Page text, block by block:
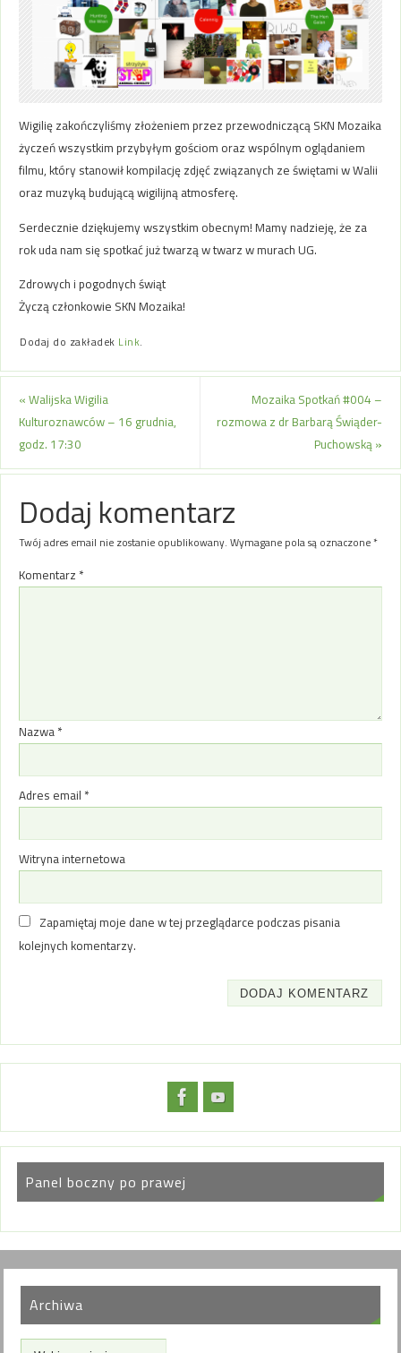
Wigilię zakończyliśmy złożeniem przez przewodniczącą SKN Mozaika
życzeń wszystkim przybyłym gościom oraz wspólnym oglądaniem
filmu, który stanowił kompilację zdjęć związanych ze świętami w Walii
oraz muzyką budującą wigilijną atmosferę.
Serdecznie dziękujemy wszystkim obecnym! Mamy nadzieję, że za
rok uda nam się spotkać już twarzą w twarz w murach UG.
Zdrowych i pogodnych świąt
Życzą członkowie SKN Mozaika!
Dodaj do zakładek Link.
« Walijska Wigilia
Kulturoznawców – 16 grudnia,
godz. 17:30
Mozaika Spotkań #004 –
rozmowa z dr Barbarą Świąder-
Puchowską »
Dodaj komentarz
Twój adres email nie zostanie opublikowany. Wymagane pola są oznaczone*
Komentarz *
Nazwa *
Adres email *
Witryna internetowa
Zapamiętaj moje dane w tej przeglądarce podczas pisania
kolejnych komentarzy.
Panel boczny po prawej
Archiwa